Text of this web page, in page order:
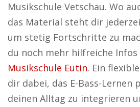
Musikschule Vetschau. Wo
das Material steht dir
um stetig Fortschritte zu
du noch mehr hilfreiche Infos
Musikschule Eutin. Ein
dir dabei, das E-Bass-Lernen
deinen Alltag zu integrieren